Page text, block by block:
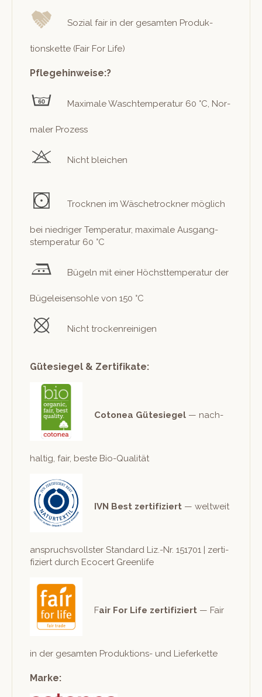
Sozial fair in der gesamten Pro­duk­
tions­kette (Fair For Life)
Pflegehinweise:?
Max­i­male Waschtem­per­atur 60 °C, Nor­
maler Prozess
Nicht bleichen
Trock­nen im Wäschetrock­n­er möglich
bei niedriger Tem­per­atur, max­i­male Aus­gang­
stem­per­atur 60 °C
Bügeln mit ein­er Höch­st­tem­per­atur der
Bügeleisen­sohle von 150 °C
Nicht trockenreinigen
Gütesiegel & Zertifikate:
Cotonea Güte­siegel — nach­
haltig, fair, beste Bio-Qualität
IVN Best zer­ti­fiziert — weltweit
anspruchsvoll­ster Stan­dard Liz.-Nr. 151701 | zer­ti­
fiziert durch Eco­cert Greenlife
Fair For Life zer­ti­fiziert — Fair
in der gesamten Pro­duk­tions- und Lieferkette
Marke: